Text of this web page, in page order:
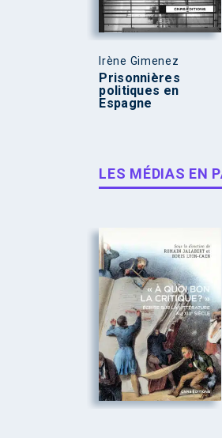
Irène Gimenez
Prisonnières
politiques en
Espagne
LES MÉDIAS EN